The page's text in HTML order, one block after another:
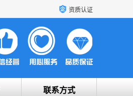
资质认证
联系方式